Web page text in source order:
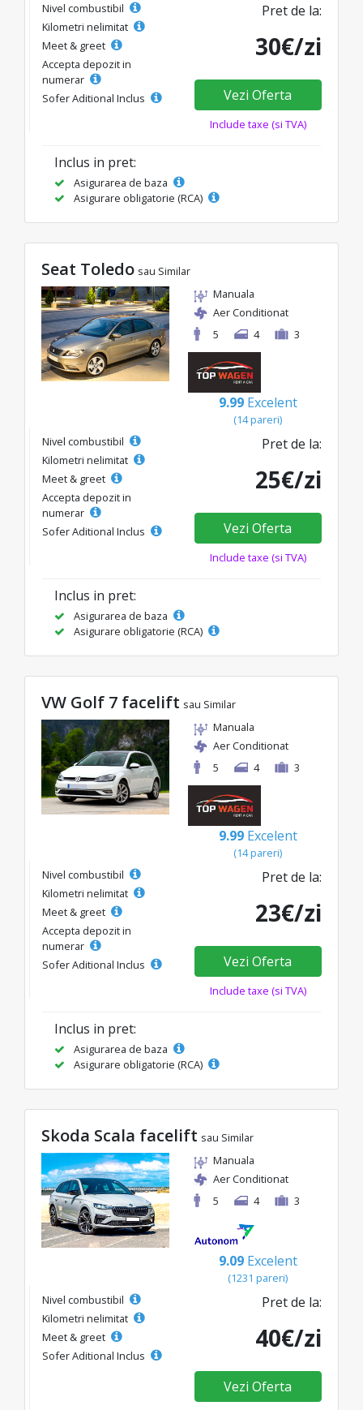
Nivel combustibil
Kilometri nelimitat
Meet & greet
Accepta depozit in
numerar
Sofer Aditional Inclus
Pret de la:
30€/zi
Vezi Oferta
Include taxe (si TVA)
Inclus in pret:
Asigurarea de baza
Asigurare obligatorie (RCA)
Seat Toledo sau Similar
Manuala
Aer Conditionat
5
4 3
9.99 Excelent
(14 pareri)
Nivel combustibil
Kilometri nelimitat
Meet & greet
Accepta depozit in
numerar
Sofer Aditional Inclus
Pret de la:
25€/zi
Vezi Oferta
Include taxe (si TVA)
Inclus in pret:
Asigurarea de baza
Asigurare obligatorie (RCA)
VW Golf 7 facelift sau Similar
Manuala
Aer Conditionat
5
4 3
9.99 Excelent
(14 pareri)
Nivel combustibil
Kilometri nelimitat
Meet & greet
Accepta depozit in
numerar
Sofer Aditional Inclus
Pret de la:
23€/zi
Vezi Oferta
Include taxe (si TVA)
Inclus in pret:
Asigurarea de baza
Asigurare obligatorie (RCA)
Skoda Scala facelift sau Similar
Manuala
Aer Conditionat
5
4 3
9.09 Excelent
(1231 pareri)
Nivel combustibil
Kilometri nelimitat
Meet & greet
Sofer Aditional Inclus
Pret de la:
40€/zi
Vezi Oferta